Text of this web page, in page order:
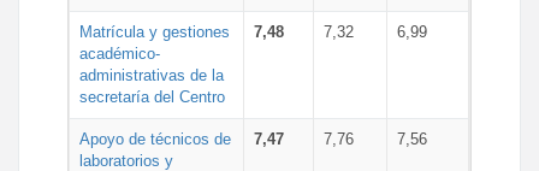
Matrícula y gestiones
académico-
administrativas de la
secretaría del Centro
7,48 7,32 6,99
Apoyo de técnicos de
laboratorios y
7,47 7,76 7,56